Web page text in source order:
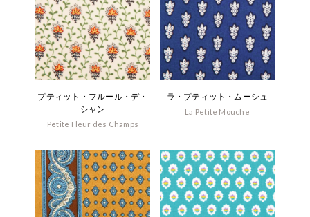
プティット・フルール・デ・
シャン
Petite Fleur des Champs
ラ・プティット・ムーシュ
La Petite Mouche